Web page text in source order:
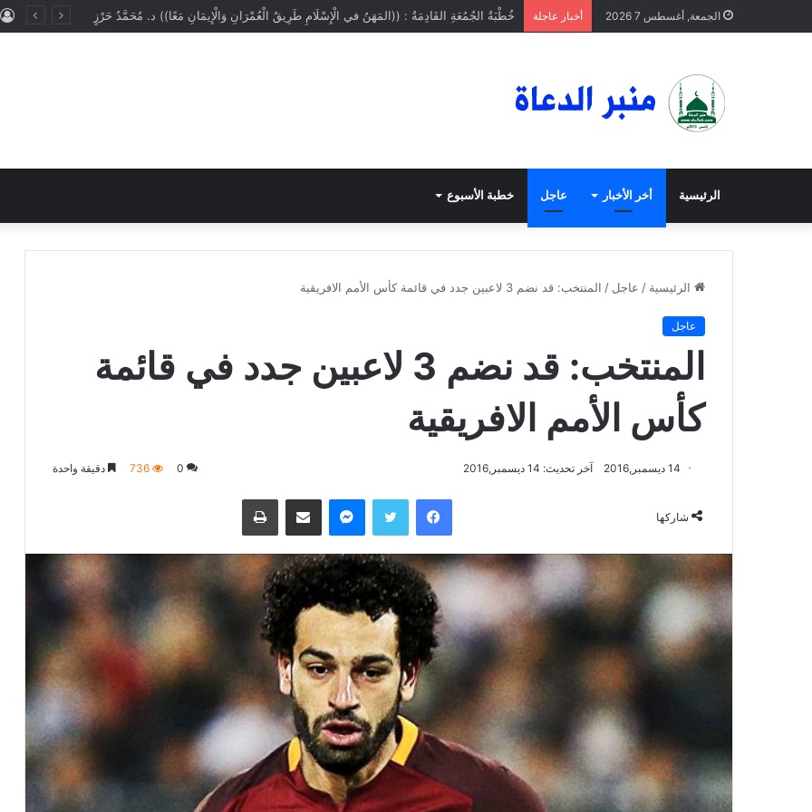
الجمعة, أغسطس 7 2026 أخبار عاجلة خُطْبَةُ الجُمُعَةِ القَادِمَةُ : ((المَهَنُ في الْإِسْلَامِ طَرِيقُ الْعُمْرَانِ وَالْإِيمَانِ مَعًا)) د. مُحَمَّدُ حَرْزٍ
الرئيسية أخر الأخبار عاجل خطبة الأسبوع
الرئيسية / عاجل / المنتخب: قد نضم 3 لاعبين جدد في قائمة كأس الأمم الافريقية
عاجل
المنتخب: قد نضم 3 لاعبين جدد في قائمة
كأس الأمم الافريقية
14 ديسمبر,2016 آخر تحديث: 14 ديسمبر,2016 0
736 دقيقة واحدة
شاركها
فيسبوك